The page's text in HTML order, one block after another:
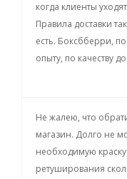
когда клиенты
Правила доставки
есть. Боксбберри,
опыту, по качеству
Не жалею, что
магазин. Долго не
необходимую
ретуширования